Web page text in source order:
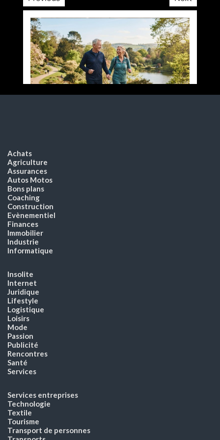
Achats
Agriculture
Assurances
Autos Motos
Bons plans
Coaching
Construction
Evènementiel
Finances
Immobilier
Industrie
Informatique
Insolite
Internet
Juridique
Lifestyle
Logistique
Loisirs
Mode
Passion
Publicité
Rencontres
Santé
Services
Services entreprises
Technologie
Textile
Tourisme
Transport de personnes